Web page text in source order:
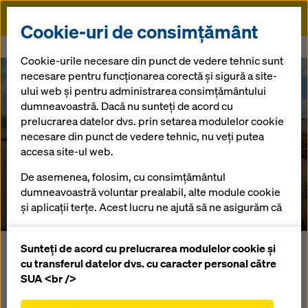
Doka
Barajul Midlands
Mauritius
Barajul Midlands de pe Grand River South East este utilizat
pentru îmbunătăţirea alimentării cu apă menajeră,
insulei.
Cookie-uri de consimțământ
Cookie-urile necesare din punct de vedere tehnic sunt
necesare pentru funcționarea corectă și sigură a site-
ului web și pentru administrarea consimțământului
dumneavoastră. Dacă nu sunteți de acord cu
prelucrarea datelor dvs. prin setarea modulelor cookie
necesare din punct de vedere tehnic, nu veți putea
accesa site-ul web.
De asemenea, folosim, cu consimțământul
dumneavoastră voluntar prealabil, alte module cookie
și aplicații terțe. Acest lucru ne ajută să ne asigurăm că
îmbunătățirea continuă a funcționalității site-ului
nostru web (cookie-uri funcționale și statistice),
facilitarea unui proces de cumpărare fără
Sunteți de acord cu prelucrarea modulelor cookie și
cu transferul datelor dvs. cu caracter personal către
SUA <br />